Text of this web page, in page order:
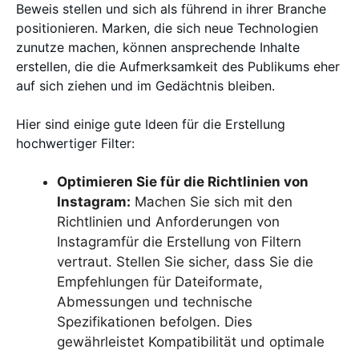
Beweis stellen und sich als führend in ihrer Branche
positionieren. Marken, die sich neue Technologien
zunutze machen, können ansprechende Inhalte
erstellen, die die Aufmerksamkeit des Publikums eher
auf sich ziehen und im Gedächtnis bleiben.
Hier sind einige gute Ideen für die Erstellung
hochwertiger Filter:
Optimieren Sie für die Richtlinien von
Instagram: Machen Sie sich mit den
Richtlinien und Anforderungen von
Instagramfür die Erstellung von Filtern
vertraut. Stellen Sie sicher, dass Sie die
Empfehlungen für Dateiformate,
Abmessungen und technische
Spezifikationen befolgen. Dies
gewährleistet Kompatibilität und optimale